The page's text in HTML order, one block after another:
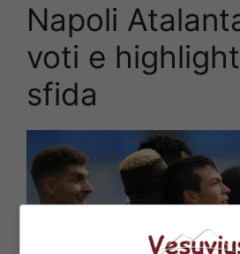
Napoli
voti e
sfida